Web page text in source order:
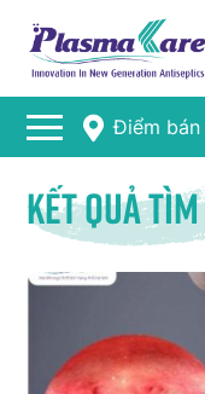
Điểm bán
Kết quả